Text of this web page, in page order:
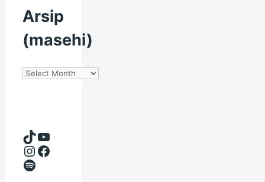
Arsip
(masehi)
Arsip
TikTok
YouTube
Instagram
Facebook
Spotify